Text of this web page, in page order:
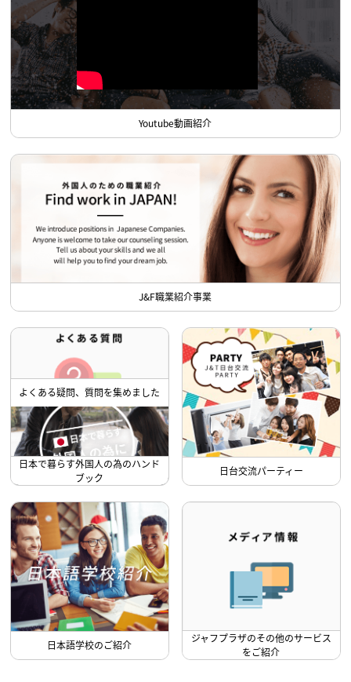
Youtube動画紹介
J&F職業紹介事業
よくある疑問、質問を集めました
日本で暮らす外国人の為のハンド
ブック
日台交流パーティー
日本語学校のご紹介
ジャフプラザのその他のサービス
をご紹介